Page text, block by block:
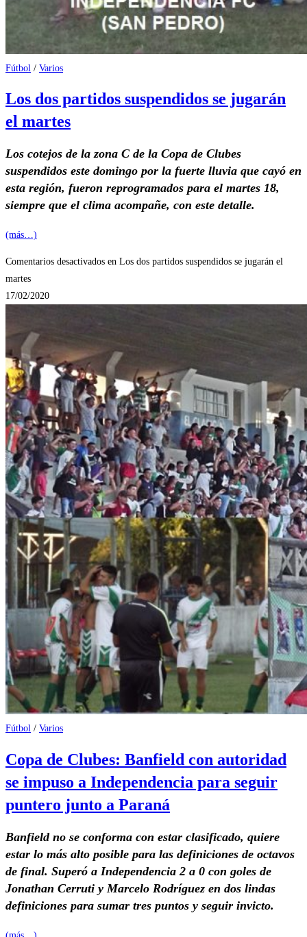
Fútbol / Varios
Los dos partidos suspendidos se jugarán
el martes
Los cotejos de la zona C de la Copa de Clubes
suspendidos este domingo por la fuerte lluvia que cayó en
esta región, fueron reprogramados para el martes 18,
siempre que el clima acompañe, con este detalle.
(más…)
Comentarios desactivados en Los dos partidos suspendidos se jugarán el
martes
17/02/2020
Fútbol / Varios
Copa de Clubes: Banfield con autoridad
se impuso a Independencia para seguir
puntero junto a Paraná
Banfield no se conforma con estar clasificado, quiere
estar lo más alto posible para las definiciones de octavos
de final. Superó a Independencia 2 a 0 con goles de
Jonathan Cerruti y Marcelo Rodríguez en dos lindas
definiciones para sumar tres puntos y seguir invicto.